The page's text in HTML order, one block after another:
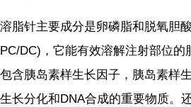
溶脂针主要成分是卵磷脂和脱氧胆
PC/DC)，它能有效溶解注射部位
包含胰岛素样生长因子，胰岛素样
生长分化和DNA合成的重要物质。